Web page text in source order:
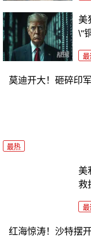
美
\"
最
莫迪开大！砸碎印
最热
美
救
最
红海惊涛！沙特摆